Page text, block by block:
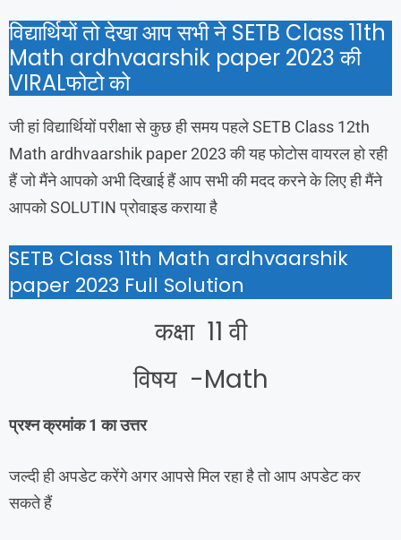
विद्यार्थियों तो देखा आप सभी ने SETB Class 11th
Math ardhvaarshik paper 2023 की
VIRALफोटो को
जी हां विद्यार्थियों परीक्षा से कुछ ही समय पहले SETB Class 12th
Math ardhvaarshik paper 2023 की यह फोटोस वायरल हो रही
हैं जो मैंने आपको अभी दिखाई हैं आप सभी की मदद करने के लिए ही मैंने
आपको SOLUTIN प्रोवाइड कराया है
SETB Class 11th Math ardhvaarshik
paper 2023 Full Solution
कक्षा 11 वी
विषय -Math
प्रश्न क्रमांक 1 का उत्तर
जल्दी ही अपडेट करेंगे अगर आपसे मिल रहा है तो आप अपडेट कर
सकते हैं